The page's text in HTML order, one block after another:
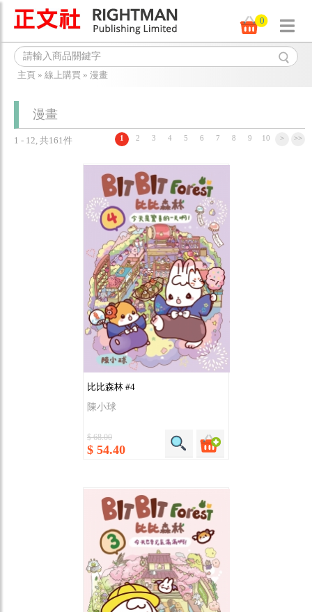
0
主頁 » 線上購買 » 漫畫
漫畫
1 - 12, 共161件 1 2 3 4 5 6 7 8 9 10 > >>
比比森林 #4
陳小球
$ 68.00
$ 54.40